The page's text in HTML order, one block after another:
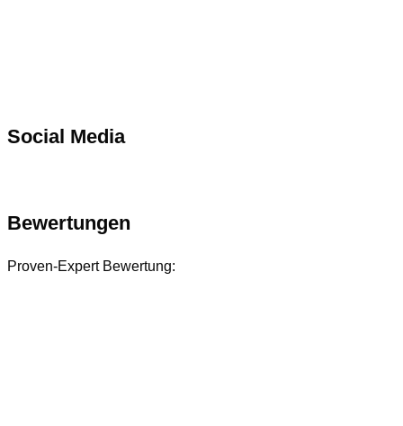
Social Media
Bewertungen
Proven-Expert Bewertung: